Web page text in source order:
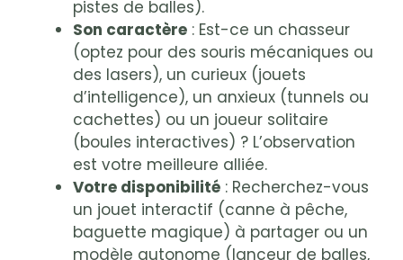
pistes de balles).
Son caractère : Est-ce un chasseur
(optez pour des souris mécaniques ou
des lasers), un curieux (jouets
d’intelligence), un anxieux (tunnels ou
cachettes) ou un joueur solitaire
(boules interactives) ? L’observation
est votre meilleure alliée.
Votre disponibilité : Recherchez-vous
un jouet interactif (canne à pêche,
baguette magique) à partager ou un
modèle autonome (lanceur de balles,